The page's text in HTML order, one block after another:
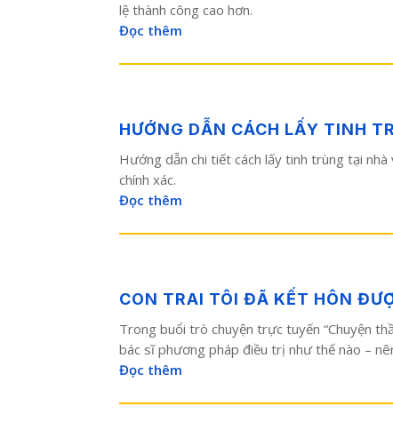
lệ thành công cao hơn.
Đọc thêm
HƯỚNG DẪN CÁCH LẤY TINH
Hướng dẫn chi tiết cách lấy tinh trùng tại
chính xác.
Đọc thêm
CON TRAI TÔI ĐÃ KẾT HÔN
Trong buổi trò chuyện trực tuyến “Chuyện
bác sĩ phương pháp điều trị như thế nào –
Đọc thêm